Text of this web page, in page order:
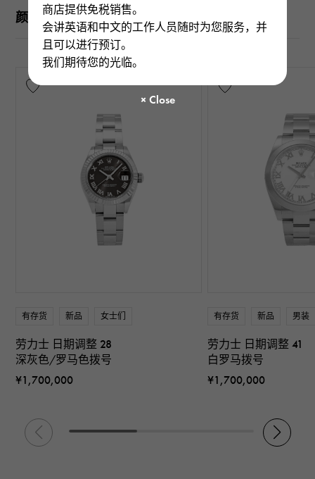
商店提供免税销售。
会讲英语和中文的工作人员随时为您服务，并
且可以进行预订。
我们期待您的光临。
颜色变化
有存货 新品 女士们
劳力士 日期调整 28
深灰色/罗马色拨号
¥1,700,000
有存货 新品 男装
劳力士 日期调整 41
白罗马拨号
¥1,700,000